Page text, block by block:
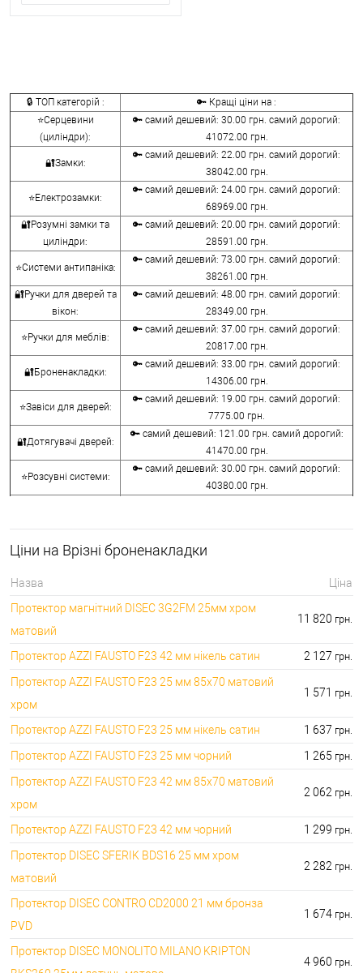
🔒 ТОП категорій :
🔑 Кращі ціни на :
⭐Серцевини
(циліндри):
🔑 самий дешевий: 30.00 грн. самий дорогий:
41072.00 грн.
🔐Замки:
🔑 самий дешевий: 22.00 грн. самий дорогий:
38042.00 грн.
⭐Електрозамки:
🔑 самий дешевий: 24.00 грн. самий дорогий:
68969.00 грн.
🔐Розумні замки та
циліндри:
🔑 самий дешевий: 20.00 грн. самий дорогий:
28591.00 грн.
⭐Системи антипаніка:
🔑 самий дешевий: 73.00 грн. самий дорогий:
38261.00 грн.
🔐Ручки для дверей та
вікон:
🔑 самий дешевий: 48.00 грн. самий дорогий:
28349.00 грн.
⭐Ручки для меблів:
🔑 самий дешевий: 37.00 грн. самий дорогий:
20817.00 грн.
🔐Броненакладки:
🔑 самий дешевий: 33.00 грн. самий дорогий:
14306.00 грн.
⭐Завіси для дверей:
🔑 самий дешевий: 19.00 грн. самий дорогий:
7775.00 грн.
🔐Дотягувачі дверей:
🔑 самий дешевий: 121.00 грн. самий дорогий:
41470.00 грн.
⭐Розсувні системи:
🔑 самий дешевий: 30.00 грн. самий дорогий:
40380.00 грн.
⭐Сейфи:
396000.00 грн.
🔐Домофони:
⭐Сигналізація AJAX:
🔑 самий дешевий: грн. самий дорогий: грн.
Ціни на Врізні броненакладки
Назва
Ціна
Протектор магнітний DISEC 3G2FM 25мм хром
матовий
11 820 грн.
Протектор AZZI FAUSTO F23 42 мм нікель сатин 2 127 грн.
Протектор AZZI FAUSTO F23 25 мм 85x70 матовий
хром
1 571 грн.
Протектор AZZI FAUSTO F23 25 мм нікель сатин 1 637 грн.
Протектор AZZI FAUSTO F23 25 мм чорний 1 265 грн.
Протектор AZZI FAUSTO F23 42 мм 85x70 матовий
хром
2 062 грн.
Протектор AZZI FAUSTO F23 42 мм чорний 1 299 грн.
Протектор DISEC SFERIK BDS16 25 мм хром
матовий
2 282 грн.
Протектор DISEC CONTRO CD2000 21 мм бронза
PVD
1 674 грн.
Протектор DISEC MONOLITO MILANO KRIPTON
4 960 грн.